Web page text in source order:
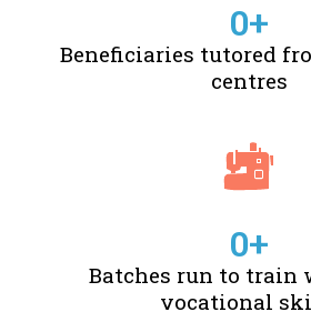
Beneficiaries tutored
centres
0+
Batches run to train
vocational
0+